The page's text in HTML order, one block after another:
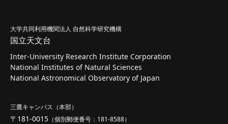
大学共同利用機関法人 自然科学研究機構
国立天文台
Inter-University Research Institute Corporation
National Institutes of Natural Sciences
National Astronomical Observatory of Japan
三鷹キャンパス（本部）
〒181-0015 （個別郵便番号：181-8588）